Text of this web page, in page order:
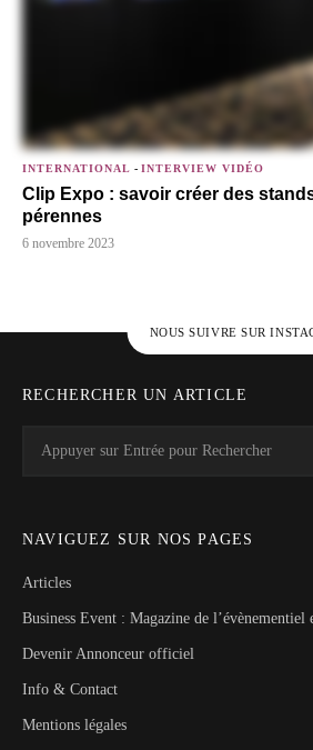
INTERNATIONAL - INTERVIEW VIDÉO
Clip Expo : savoir créer des
pérennes
6 novembre 2023
NOUS SUIVRE SUR
RECHERCHER UN ARTICLE
for:
NAVIGUEZ SUR NOS PAGES
Articles
Business Event : Magazine de l’évènementiel
Devenir Annonceur officiel
Info & Contact
Mentions légales